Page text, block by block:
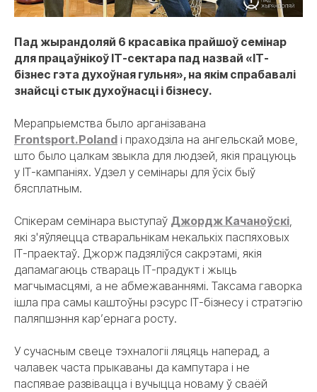
Пад жырандоляй 6 красавіка прайшоў семінар
для працаўнікоў ІТ-сектара пад назвай «ІТ-
бізнес гэта духоўная гульня», на якім спрабавалі
знайсці стык духоўнасці і бізнесу.
Мерапрыемства было арганізавана
Frontsport.Poland і праходзіла на ангельскай мове,
што было цалкам звыкла для людзей, якія працуюць
у ІТ-кампаніях. Удзел у семінары для ўсіх быў
бясплатным.
Спікерам семінара выступаў Джордж Качаноўскі,
які з'яўляецца стваральнікам некалькіх паспяховых
ІТ-праектаў. Джорж падзяліўся сакрэтамі, якія
дапамагаюць ствараць ІТ-прадукт і жыць
магчымасцямі, а не абмежаваннямі. Таксама гаворка
ішла пра самы каштоўны рэсурс ІТ-бізнесу і стратэгію
паляпшэння кар’ернага росту.
У сучасным свеце тэхналогіі ляцяць наперад, а
чалавек часта прыкаваны да кампутара і не
паспявае развівацца і вучыцца новаму ў сваёй